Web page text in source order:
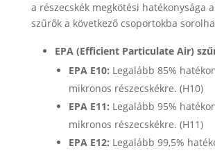
a részecskék megkötési hatékonysága
szűrők a következő csoportokba
EPA (Efficient Particulate Air)
EPA E10: Legalább 85%
mikronos részecskékre. (H10)
EPA E11: Legalább 95%
mikronos részecskékre. (H11)
EPA E12: Legalább 99,5%